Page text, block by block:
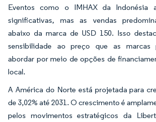
Eventos como o IMHAX da Indonésia
significativas, mas as vendas
abaixo da marca de USD 150. Isso
sensibilidade ao preço que as marcas
abordar por meio de opções de
local.
A América do Norte está projetada para
de 3,02% até 2031. O crescimento é
pelos movimentos estratégicos da